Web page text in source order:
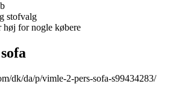
stofvalg
for nogle købere
dk/da/p/vimle-2-pers-sofa-s99434283/